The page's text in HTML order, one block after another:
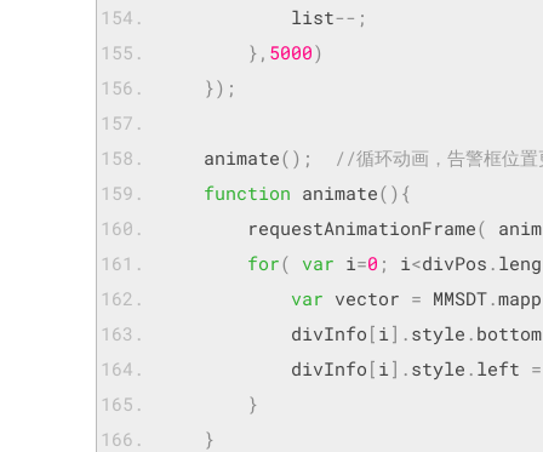
        	list
--;
}, 5000)
});
	animate
();
//循环动画，告警框位置
function animate(){
	    requestAnimationFrame
(
for( var i=0 ; i<divPos .
var vector = MMSDT.
	        divInfo
[ i ]. style .
            divInfo
[ i ]. style . left =
}
}